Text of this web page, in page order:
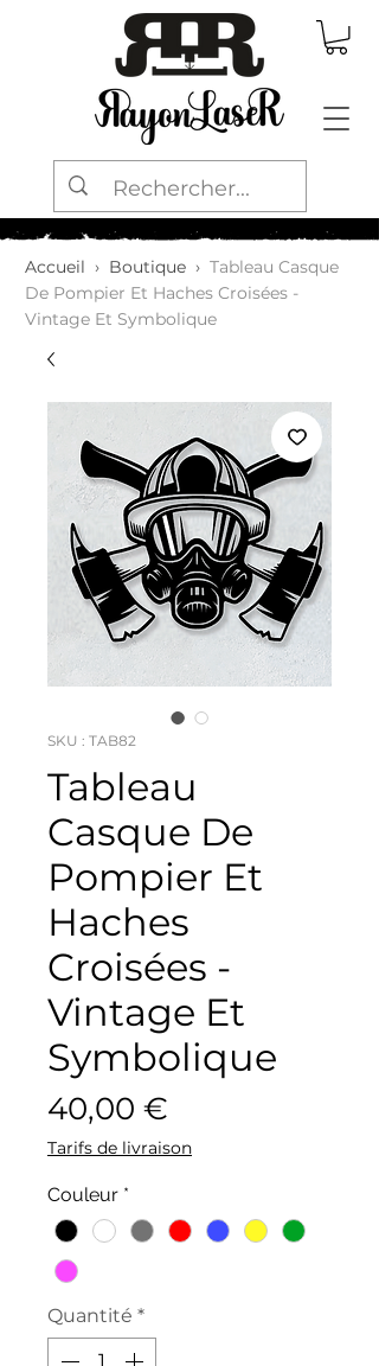
Accueil › Boutique › Tableau Casque
De Pompier Et Haches Croisées -
Vintage Et Symbolique
SKU : TAB82
Tableau
Casque De
Pompier Et
Haches
Croisées -
Vintage Et
Symbolique
40,00 €
Tarifs de livraison
Couleur *
Quantité *